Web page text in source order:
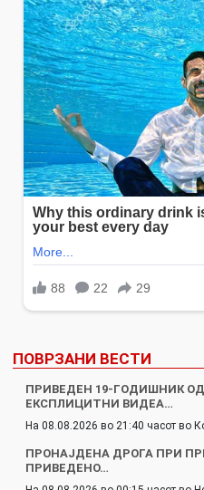
ПОВРЗАНИ ВЕСТИ
ПРИВЕДЕН 19-ГОДИШНИК
ЕКСПЛИЦИТНИ ВИДЕА…
На 08.08.2026 во 21:40 часот во
ПРОНАЈДЕНА ДРОГА ПРИ
ПРИВЕДЕНО…